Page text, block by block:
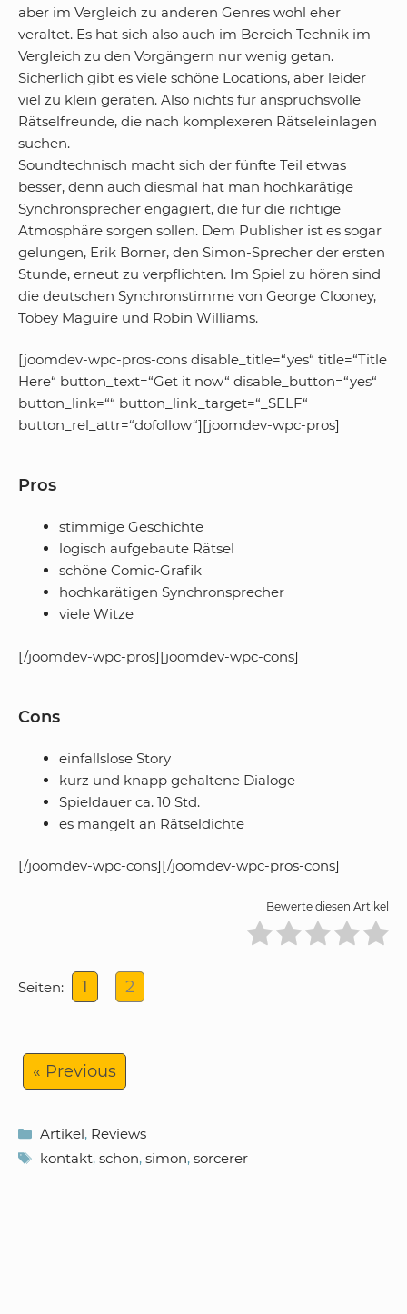
aber im Vergleich zu anderen Genres wohl eher
veraltet. Es hat sich also auch im Bereich Technik im
Vergleich zu den Vorgängern nur wenig getan.
Sicherlich gibt es viele schöne Locations, aber leider
viel zu klein geraten. Also nichts für anspruchsvolle
Rätselfreunde, die nach komplexeren Rätseleinlagen
suchen.
Soundtechnisch macht sich der fünfte Teil etwas
besser, denn auch diesmal hat man hochkarätige
Synchronsprecher engagiert, die für die richtige
Atmosphäre sorgen sollen. Dem Publisher ist es sogar
gelungen, Erik Borner, den Simon-Sprecher der ersten
Stunde, erneut zu verpflichten. Im Spiel zu hören sind
die deutschen Synchronstimme von George Clooney,
Tobey Maguire und Robin Williams.
[joomdev-wpc-pros-cons disable_title=“yes“ title=“Title
Here“ button_text=“Get it now“ disable_button=“yes“
button_link=““ button_link_target=“_SELF“
button_rel_attr=“dofollow“][joomdev-wpc-pros]
Pros
stimmige Geschichte
logisch aufgebaute Rätsel
schöne Comic-Grafik
hochkarätigen Synchronsprecher
viele Witze
[/joomdev-wpc-pros][joomdev-wpc-cons]
Cons
einfallslose Story
kurz und knapp gehaltene Dialoge
Spieldauer ca. 10 Std.
es mangelt an Rätseldichte
[/joomdev-wpc-cons][/joomdev-wpc-pros-cons]
Bewerte diesen Artikel
Seiten: 1 2
« Previous
Kategorien
Artikel, Reviews
Schlagwörter
kontakt, schon, simon, sorcerer